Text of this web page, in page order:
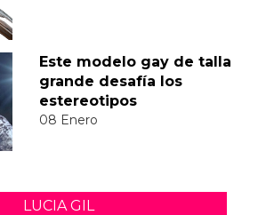
Este modelo gay de talla
grande desafía los
estereotipos
08 Enero
LUCIA GIL